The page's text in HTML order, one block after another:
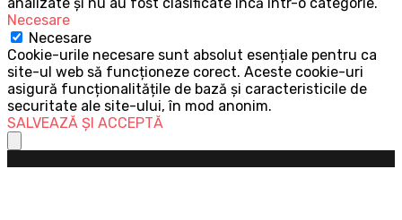
Necesare
Necesare
Cookie-urile necesare sunt absolut esențiale pentru ca
site-ul web să funcționeze corect. Aceste cookie-uri
asigură funcționalitățile de bază și caracteristicile de
securitate ale site-ului, în mod anonim.
SALVEAZĂ ȘI ACCEPTĂ